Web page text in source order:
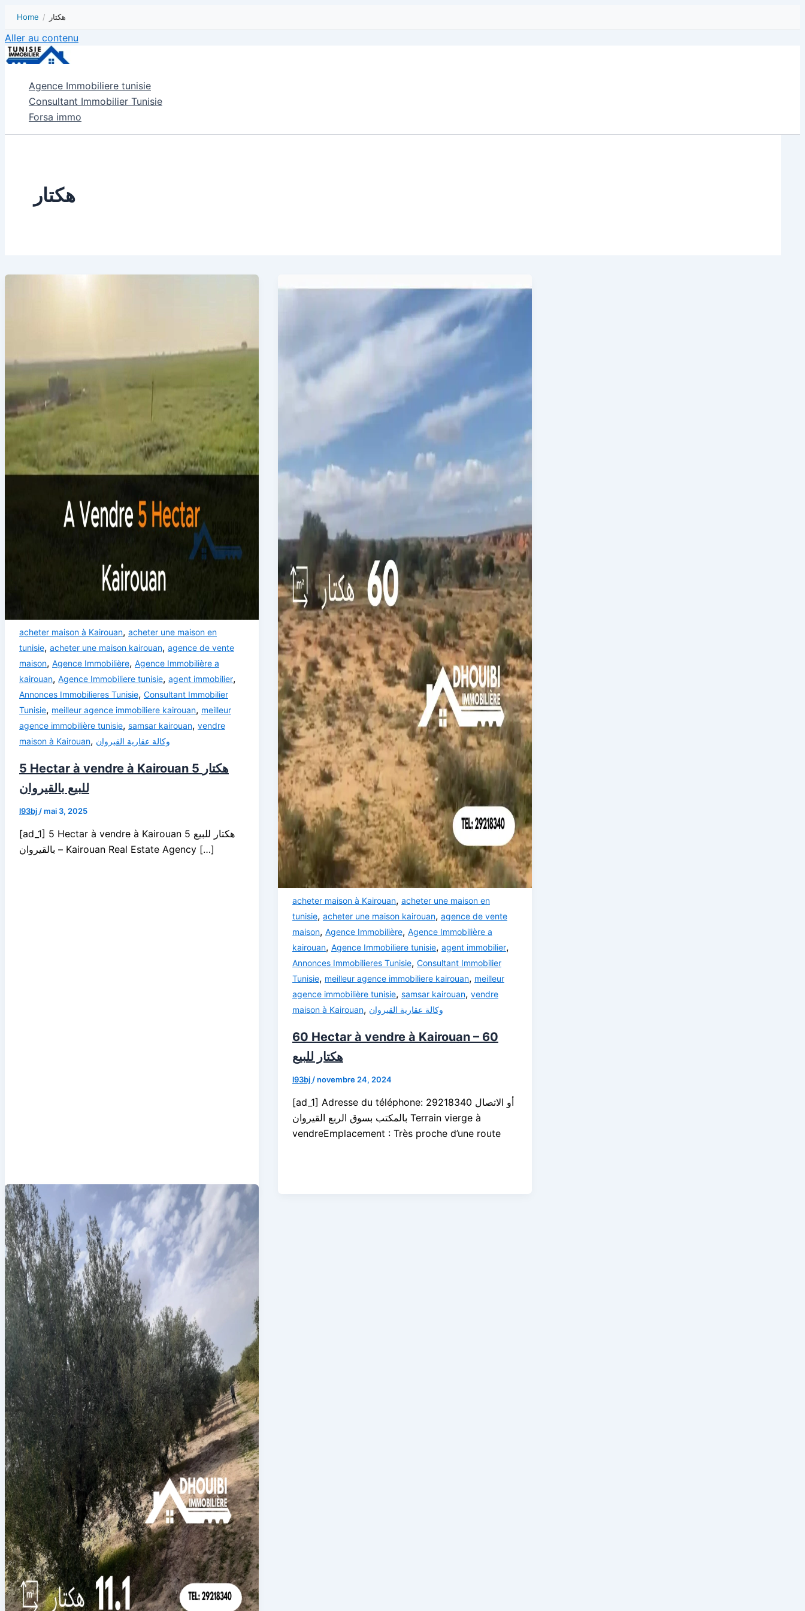
Home / هكتار
Aller au contenu
Agence Immobiliere tunisie
Consultant Immobilier Tunisie
Forsa immo
هكتار
acheter maison à Kairouan, acheter une maison en
tunisie, acheter une maison kairouan, agence de vente
maison, Agence Immobilière, Agence Immobilière a
kairouan, Agence Immobiliere tunisie, agent immobilier,
Annonces Immobilieres Tunisie, Consultant Immobilier
Tunisie, meilleur agence immobiliere kairouan, meilleur
agence immobilière tunisie, samsar kairouan, vendre
maison à Kairouan, وكالة عقارية القيروان
5 Hectar à vendre à Kairouan 5 هكتار
للبيع بالقيروان
l93bj /mai 3, 2025
[ad_1] 5 Hectar à vendre à Kairouan 5 هكتار للبيع
بالقيروان – Kairouan Real Estate Agency […]
acheter maison à Kairouan, acheter une maison en
tunisie, acheter une maison kairouan, agence de vente
maison, Agence Immobilière, Agence Immobilière a
kairouan, Agence Immobiliere tunisie, agent immobilier,
Annonces Immobilieres Tunisie, Consultant Immobilier
Tunisie, meilleur agence immobiliere kairouan, meilleur
agence immobilière tunisie, samsar kairouan, vendre
maison à Kairouan, وكالة عقارية القيروان
60 Hectar à vendre à Kairouan – 60
هكتار للبيع
l93bj /novembre 24, 2024
[ad_1] Adresse du téléphone: 29218340 أو الاتصال
بالمكتب بسوق الربع القيروان Terrain vierge à
vendreEmplacement : Très proche d’une route